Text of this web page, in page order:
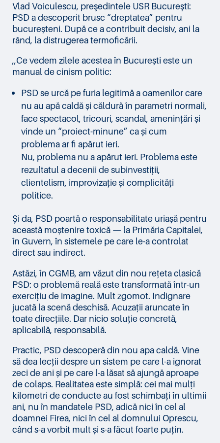
Vlad Voiculescu, preşedintele USR Bucureşti:
PSD a descoperit brusc “dreptatea” pentru
bucureșteni. După ce a contribuit decisiv, ani la
rând, la distrugerea termoficării.
,,Ce vedem zilele acestea în București este un
manual de cinism politic:
PSD se urcă pe furia legitimă a oamenilor care
nu au apă caldă și căldură în parametri normali,
face spectacol, tricouri, scandal, amenințări și
vinde un “proiect-minune” ca și cum
problema ar fi apărut ieri.
Nu, problema nu a apărut ieri. Problema este
rezultatul a decenii de subinvestiții,
clientelism, improvizație și complicități
politice.
Și da, PSD poartă o responsabilitate uriașă pentru
această moștenire toxică — la Primăria Capitalei,
în Guvern, în sistemele pe care le-a controlat
direct sau indirect.
Astăzi, în CGMB, am văzut din nou rețeta clasică
PSD: o problemă reală este transformată într-un
exercițiu de imagine. Mult zgomot. Indignare
jucată la scenă deschisă. Acuzații aruncate în
toate direcțiile. Dar nicio soluție concretă,
aplicabilă, responsabilă.
Practic, PSD descoperă din nou apa caldă. Vine
să dea lecții despre un sistem pe care l-a ignorat
zeci de ani și pe care l-a lăsat să ajungă aproape
de colaps. Realitatea este simplă: cei mai mulți
kilometri de conducte au fost schimbați în ultimii
ani, nu în mandatele PSD, adică nici în cel al
doamnei Firea, nici în cel al domnului Oprescu,
când s-a vorbit mult și s-a făcut foarte puțin.